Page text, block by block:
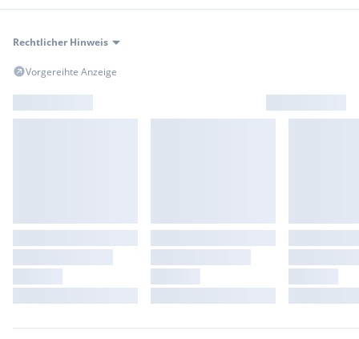
Rechtlicher Hinweis
Vorgereihte Anzeige